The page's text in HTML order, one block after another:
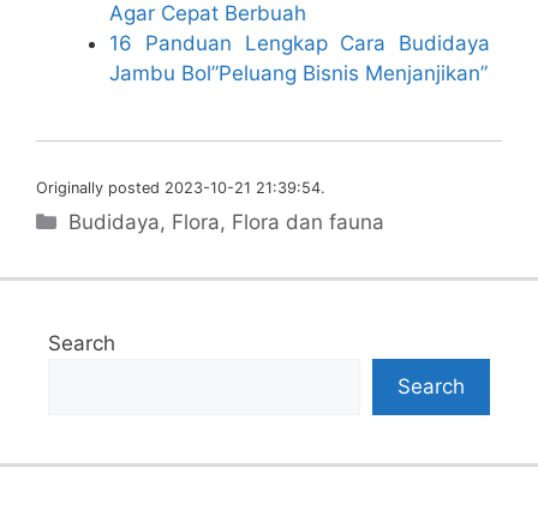
Agar Cepat Berbuah
16 Panduan Lengkap Cara Budidaya
Jambu Bol”Peluang Bisnis Menjanjikan”
Originally posted 2023-10-21 21:39:54.
Categories
Budidaya, Flora, Flora dan fauna
Search
Search